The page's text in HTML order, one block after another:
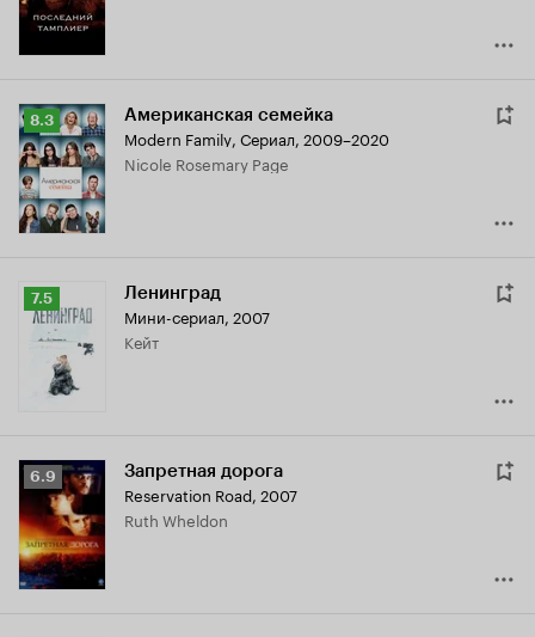
Рейтинг
Кинопоиска
8.3
8.3 Американская семейка
Modern Family, Сериал, 2009–2020
Nicole Rosemary Page
Рейтинг
Кинопоиска
7.5
7.5 Ленинград
Мини-сериал, 2007
Кейт
Рейтинг
Кинопоиска
6.9
6.9 Запретная дорога
Reservation Road, 2007
Ruth Wheldon